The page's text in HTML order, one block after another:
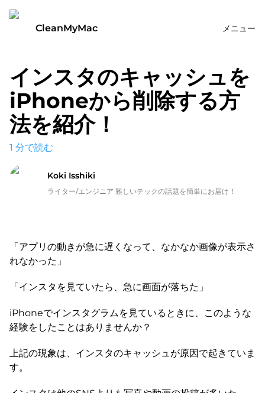
CleanMyMac メニュー
インスタのキャッシュを
iPhoneから削除する方
法を紹介！
1 分で読む
Koki Isshiki
ライター/エンジニア 難しいテックの話題を簡単にお届け！
「アプリの動きが急に遅くなって、なかなか画像が表示さ
れなかった」
「インスタを見ていたら、急に画面が落ちた」
iPhoneでインスタグラムを見ているときに、このような
経験をしたことはありませんか？
上記の現象は、インスタのキャッシュが原因で起きていま
す。